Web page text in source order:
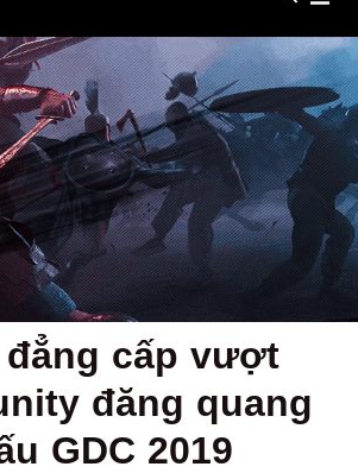
đẳng cấp vượt
đăng quang
GDC 2019